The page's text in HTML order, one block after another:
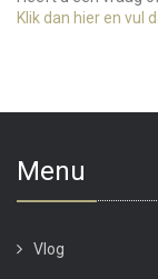
Klik dan hier en vul
Menu
Vlog